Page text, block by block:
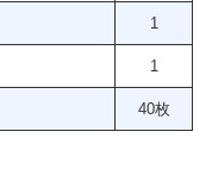
1
1
40枚